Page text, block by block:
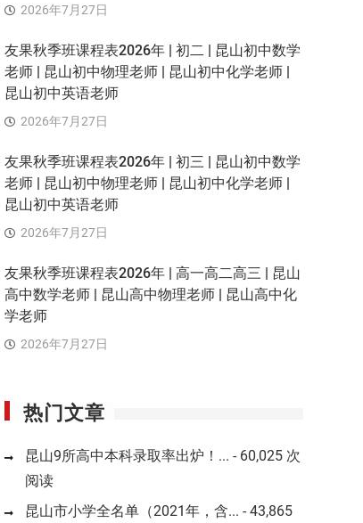
2026年7月27日
友果秋季班课程表2026年 | 初二 | 昆山初中数学
老师 | 昆山初中物理老师 | 昆山初中化学老师 |
昆山初中英语老师
2026年7月27日
友果秋季班课程表2026年 | 初三 | 昆山初中数学
老师 | 昆山初中物理老师 | 昆山初中化学老师 |
昆山初中英语老师
2026年7月27日
友果秋季班课程表2026年 | 高一高二高三 | 昆山
高中数学老师 | 昆山高中物理老师 | 昆山高中化
学老师
2026年7月27日
热门文章
昆山9所高中本科录取率出炉！... - 60,025 次
阅读
昆山市小学全名单（2021年，含... - 43,865